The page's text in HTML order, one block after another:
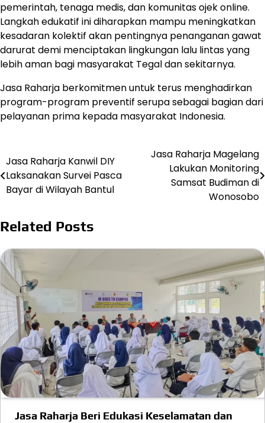
pemerintah, tenaga medis, dan komunitas ojek online.
Langkah edukatif ini diharapkan mampu meningkatkan
kesadaran kolektif akan pentingnya penanganan gawat
darurat demi menciptakan lingkungan lalu lintas yang
lebih aman bagi masyarakat Tegal dan sekitarnya.
Jasa Raharja berkomitmen untuk terus menghadirkan
program-program preventif serupa sebagai bagian dari
pelayanan prima kepada masyarakat Indonesia.
Post
navigation
Jasa Raharja Kanwil DIY
Laksanakan Survei Pasca
Bayar di Wilayah Bantul
Jasa Raharja Magelang
Lakukan Monitoring
Samsat Budiman di
Wonosobo
Related Posts
Jasa Raharja Beri Edukasi Keselamatan dan